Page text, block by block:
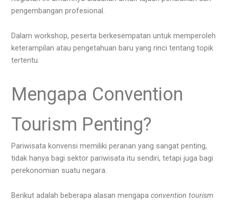
pengembangan profesional.
Dalam workshop, peserta berkesempatan untuk memperoleh
keterampilan atau pengetahuan baru yang rinci tentang topik
tertentu.
Mengapa Convention
Tourism Penting?
Pariwisata konvensi memiliki peranan yang sangat penting,
tidak hanya bagi sektor pariwisata itu sendiri, tetapi juga bagi
perekonomian suatu negara.
Berikut adalah beberapa alasan mengapaconvention tourism